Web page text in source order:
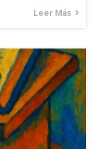
Leer Más